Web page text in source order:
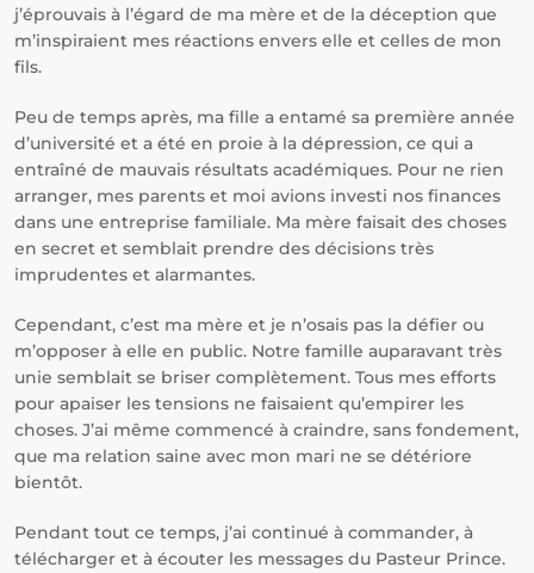
j’éprouvais à l’égard de ma mère et de la déception que
m’inspiraient mes réactions envers elle et celles de mon
fils.
Peu de temps après, ma fille a entamé sa première année
d’université et a été en proie à la dépression, ce qui a
entraîné de mauvais résultats académiques. Pour ne rien
arranger, mes parents et moi avions investi nos finances
dans une entreprise familiale. Ma mère faisait des choses
en secret et semblait prendre des décisions très
imprudentes et alarmantes.
Cependant, c’est ma mère et je n’osais pas la défier ou
m’opposer à elle en public. Notre famille auparavant très
unie semblait se briser complètement. Tous mes efforts
pour apaiser les tensions ne faisaient qu’empirer les
choses. J’ai même commencé à craindre, sans fondement,
que ma relation saine avec mon mari ne se détériore
bientôt.
Pendant tout ce temps, j’ai continué à commander, à
télécharger et à écouter les messages du Pasteur Prince.